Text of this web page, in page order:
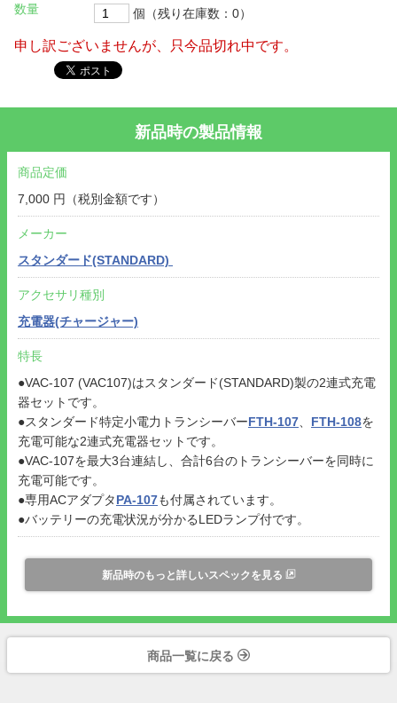
数量
個（残り在庫数：0）
申し訳ございませんが、只今品切れ中です。
新品時の製品情報
商品定価
7,000 円（税別金額です）
メーカー
スタンダード(STANDARD)
アクセサリ種別
充電器(チャージャー)
特長
●VAC-107 (VAC107)はスタンダード(STANDARD)製の2連式充電
器セットです。
●スタンダード特定小電力トランシーバーFTH-107 FTH-108を
充電可能な2連式充電器セットです。
●VAC-107を最大3台連結し、合計6台のトランシーバーを同時に
充電可能です。
●専用ACアダプタPA-107も付属されています。
●バッテリーの充電状況が分かるLEDランプ付です。
新品時のもっと詳しいスペックを見る
商品一覧に戻る